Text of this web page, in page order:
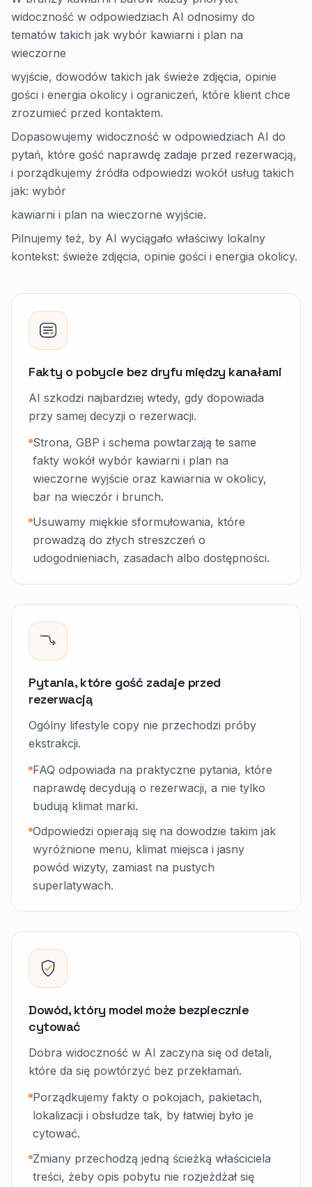
widoczność w odpowiedziach AI odnosimy do
tematów takich jak wybór kawiarni i plan na
wieczorne
wyjście, dowodów takich jak świeże zdjęcia, opinie
gości i energia okolicy i ograniczeń, które klient chce
zrozumieć przed kontaktem.
Dopasowujemy widoczność w odpowiedziach AI do
pytań, które gość naprawdę zadaje przed rezerwacją,
i porządkujemy źródła odpowiedzi wokół usług takich
jak: wybór
kawiarni i plan na wieczorne wyjście.
Pilnujemy też, by AI wyciągało właściwy lokalny
kontekst: świeże zdjęcia, opinie gości i energia okolicy.
Fakty o pobycie bez dryfu między kanałami
AI szkodzi najbardziej wtedy, gdy dopowiada
przy samej decyzji o rezerwacji.
Strona, GBP i schema powtarzają te same
fakty wokół wybór kawiarni i plan na
wieczorne wyjście oraz kawiarnia w okolicy,
bar na wieczór i brunch.
Usuwamy miękkie sformułowania, które
prowadzą do złych streszczeń o
udogodnieniach, zasadach albo dostępności.
Pytania, które gość zadaje przed
rezerwacją
Ogólny lifestyle copy nie przechodzi próby
ekstrakcji.
FAQ odpowiada na praktyczne pytania, które
naprawdę decydują o rezerwacji, a nie tylko
budują klimat marki.
Odpowiedzi opierają się na dowodzie takim jak
wyróżnione menu, klimat miejsca i jasny
powód wizyty, zamiast na pustych
superlatywach.
Dowód, który model może bezpiecznie
cytować
Dobra widoczność w AI zaczyna się od detali,
które da się powtórzyć bez przekłamań.
Porządkujemy fakty o pokojach, pakietach,
lokalizacji i obsłudze tak, by łatwiej było je
cytować.
Zmiany przechodzą jedną ścieżką właściciela
treści, żeby opis pobytu nie rozjeżdżał się